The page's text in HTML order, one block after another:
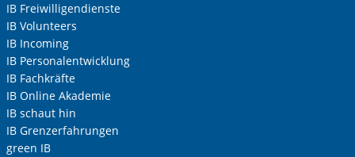
Ihre Telefonnummer
Betreff ihrer Anfrage
Ihre Nachricht
IB Freiwilligendienste
IB Volunteers
IB Incoming
IB Personalentwicklung
IB Fachkräfte
IB Online Akademie
IB schaut hin
IB Grenzerfahrungen
green IB